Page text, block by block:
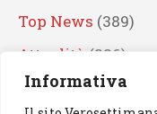
Informativa
Top News (389)
Attualità (336)
Eventi(330)